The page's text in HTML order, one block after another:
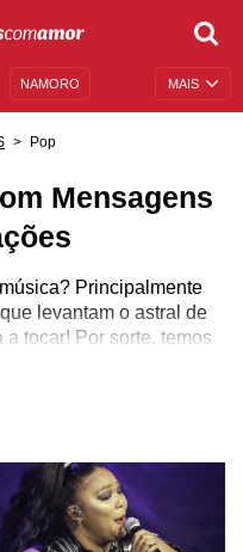
MAIS
NAMORO
Pop
Mensagens
Principalmente
levantam o astral de
tocar! Por sorte, temos
nos colocar para cima e
para agrupar muitos
é incrível conhecer
assim como todos
e compartilham